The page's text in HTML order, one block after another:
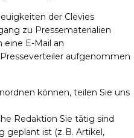
der Clevies
zu Pressematerialien
eine E-Mail an
aufgenommen
können, teilen Sie uns
Redaktion Sie tätig sind
geplant ist (z. B. Artikel,